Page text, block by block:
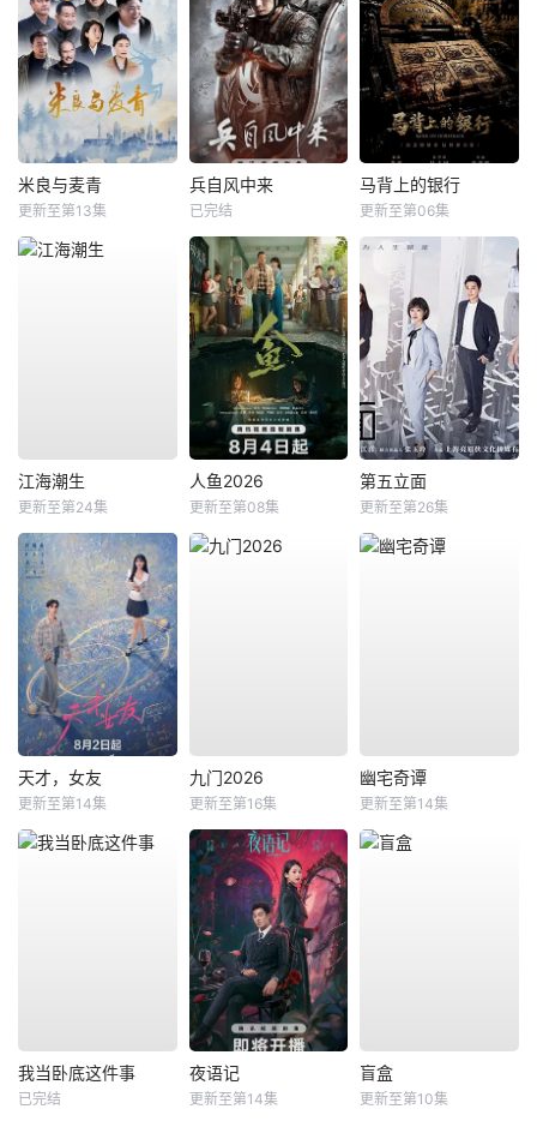
米良与麦青
更新至第13集
兵自风中来
已完结
马背上的银行
更新至第06集
江海潮生
更新至第24集
人鱼2026
更新至第08集
第五立面
更新至第26集
天才，女友
更新至第14集
九门2026
更新至第16集
幽宅奇谭
更新至第14集
我当卧底这件事
已完结
夜语记
更新至第14集
盲盒
更新至第10集